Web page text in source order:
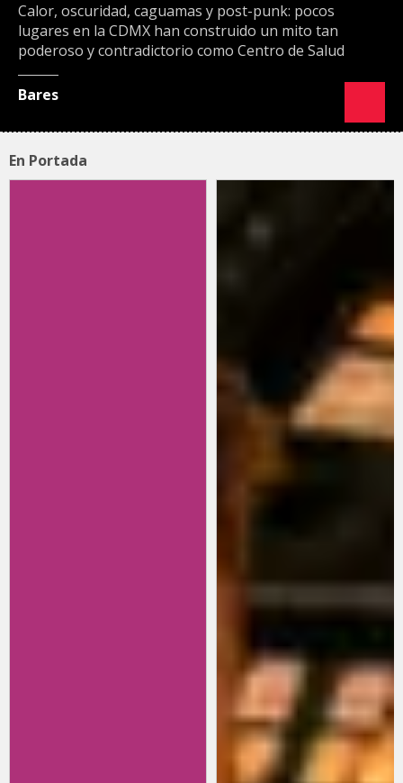
Calor, oscuridad, caguamas y post-punk: pocos
lugares en la CDMX han construido un mito tan
poderoso y contradictorio como Centro de Salud
Bares
En Portada